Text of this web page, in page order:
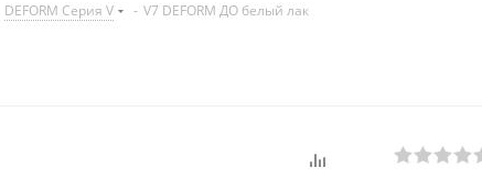
DEFORM Серия V - V7 DEFORM ДО белый лак